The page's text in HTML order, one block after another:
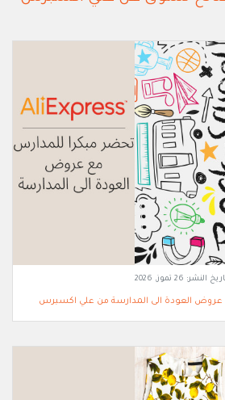
النشر: 26 تموز, 2026
عروض العودة الى المدارسة من علي اكسبرس